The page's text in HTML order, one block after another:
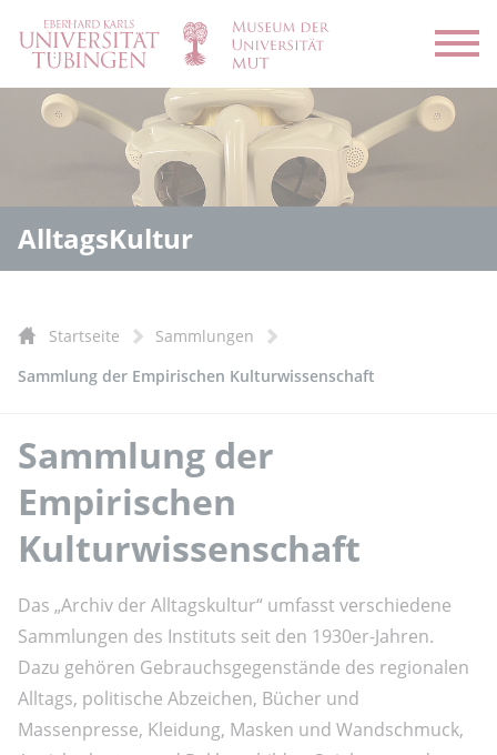
AlltagsKultur
Startseite
Sammlungen
Sammlung der Empirischen Kulturwissenschaft
Sammlung der
Empirischen
Kulturwissenschaft
Das „Archiv der Alltagskultur“ umfasst verschiedene
Sammlungen des Instituts seit den 1930er-Jahren.
Dazu gehören Gebrauchsgegenstände des regionalen
Alltags, politische Abzeichen, Bücher und
Massenpresse, Kleidung, Masken und Wandschmuck,